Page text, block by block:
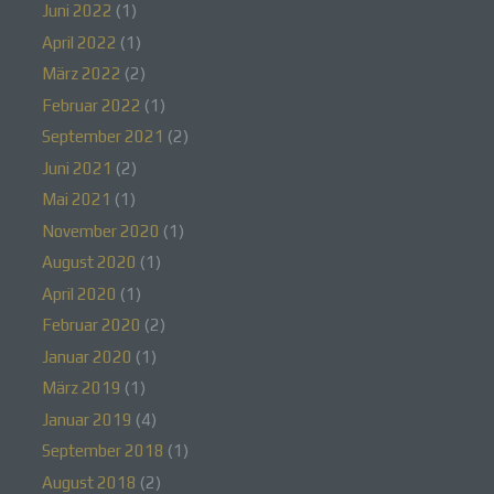
Juni 2022 (1)
April 2022 (1)
März 2022 (2)
Februar 2022 (1)
September 2021 (2)
Juni 2021 (2)
Mai 2021 (1)
November 2020 (1)
August 2020 (1)
April 2020 (1)
Februar 2020 (2)
Januar 2020 (1)
März 2019 (1)
Januar 2019 (4)
September 2018 (1)
August 2018 (2)
wird eine natürliche Person angesehen, die direkt
oder indirekt, insbesondere mittels Zuordnung zu
einer Kennung wie einem Namen, zu einer
Kennnummer, zu Standortdaten, zu einer Online-
besonderen Merkmalen, die Ausdruck der
physischen, physiologischen, genetischen,
psychischen, wirtschaftlichen, kulturellen oder
sozialen Identität dieser natürlichen Person sind,
identifiziert werden kann.
b) betroffene Person
Betroffene Person ist jede identifizierte oder
personenbezogene Daten von dem für die
Verarbeitung Verantwortlichen verarbeitet werden.